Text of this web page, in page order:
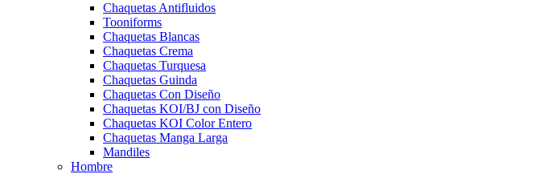
Chaquetas Antifluidos
Tooniforms
Chaquetas Blancas
Chaquetas Crema
Chaquetas Turquesa
Chaquetas Guinda
Chaquetas Con Diseño
Chaquetas KOI/BJ con Diseño
Chaquetas KOI Color Entero
Chaquetas Manga Larga
Mandiles
Hombre